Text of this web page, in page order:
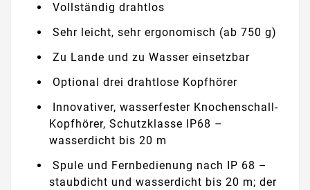
Vollständig drahtlos
Sehr leicht, sehr ergonomisch (ab 750 g)
Zu Lande und zu Wasser einsetzbar
Optional drei drahtlose Kopfhörer
Innovativer, wasserfester Knochenschall-
Kopfhörer, Schutzklasse IP68 –
wasserdicht bis 20 m
Spule und Fernbedienung nach IP 68 –
staubdicht und wasserdicht bis 20 m; der